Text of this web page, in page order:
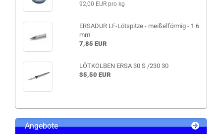
92,00 EUR pro kg
ERSADUR LF-Lötspitze - meißelförmig - 1.6
mm
7,85 EUR
LÖTKOLBEN ERSA 30 S /230 30
35,50 EUR
Angebote